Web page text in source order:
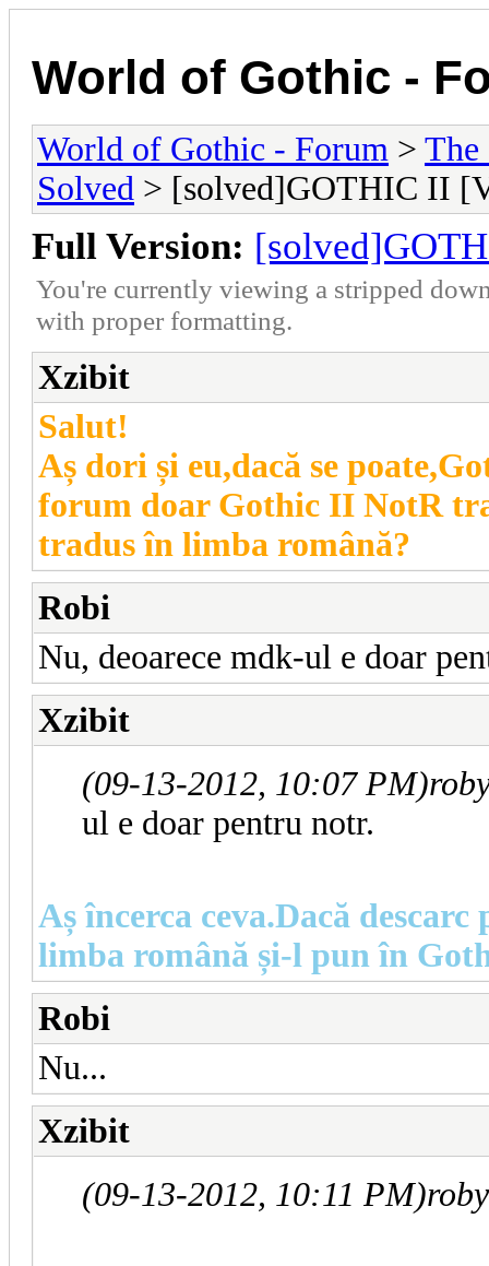
World of Gothic -
World of Gothic - Forum >
Solved > [solved]GOTHIC II
Full Version:
You're currently viewing a stripped
with proper formatting.
Xzibit
Salut!
Aș dori și eu,dacă se
forum doar Gothic II NotR
tradus în limba română?
Robi
Nu, deoarece mdk-ul e doar
Xzibit
(09-13-2012, 10:07 PM)
ul e doar pentru notr.
Aș încerca ceva.Dacă
limba română și-l pun în
Robi
Nu...
Xzibit
(09-13-2012, 10:11 PM)